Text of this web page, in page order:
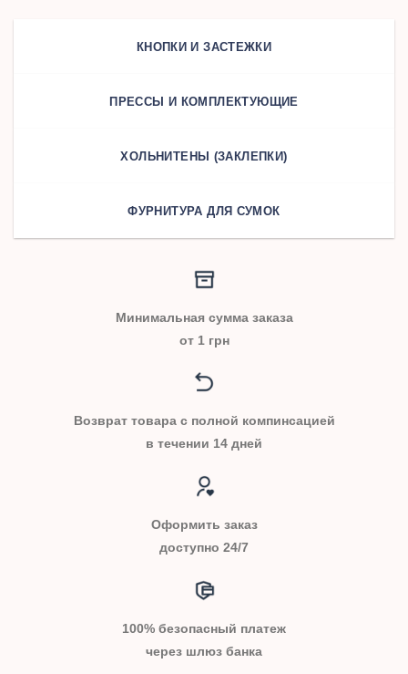
КНОПКИ И ЗАСТЕЖКИ
ПРЕССЫ И КОМПЛЕКТУЮЩИЕ
ХОЛЬНИТЕНЫ (ЗАКЛЕПКИ)
ФУРНИТУРА ДЛЯ СУМОК
Минимальная сумма заказа
от 1 грн
Возврат товара с полной компинсацией
в течении 14 дней
Оформить заказ
доступно 24/7
100% безопасный платеж
через шлюз банка